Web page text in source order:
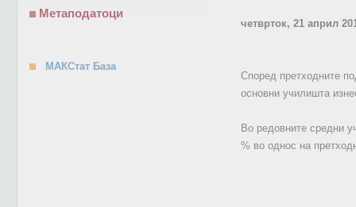
четврток, 21 април
Според претходните
основни училишта
Во редовните средни
% во однос на
Метаподатоци
МАКСтат База